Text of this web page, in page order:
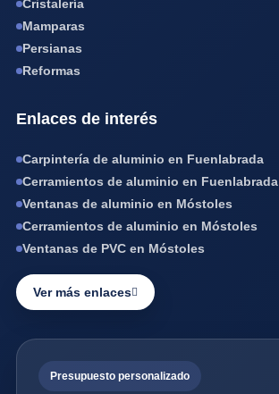
Cristalería
Mamparas
Persianas
Reformas
Enlaces de interés
Carpintería de aluminio en Fuenlabrada
Cerramientos de aluminio en Fuenlabrada
Ventanas de aluminio en Móstoles
Cerramientos de aluminio en Móstoles
Ventanas de PVC en Móstoles
Ver más enlaces
Presupuesto personalizado